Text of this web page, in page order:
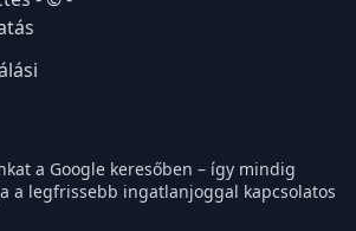
a Google keresőben – így mindig
a legfrissebb ingatlanjoggal kapcsolatos